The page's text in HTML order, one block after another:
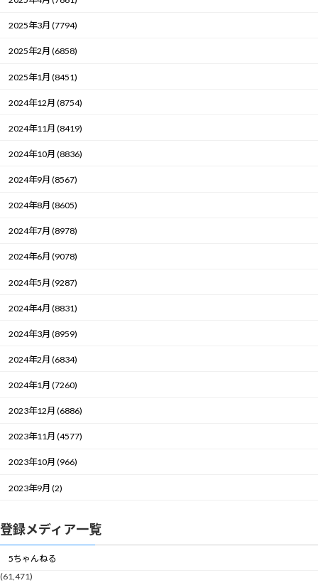
2025年3月 (7794)
2025年2月 (6858)
2025年1月 (8451)
2024年12月 (8754)
2024年11月 (8419)
2024年10月 (8836)
2024年9月 (8567)
2024年8月 (8605)
2024年7月 (8978)
2024年6月 (9078)
2024年5月 (9287)
2024年4月 (8831)
2024年3月 (8959)
2024年2月 (6834)
2024年1月 (7260)
2023年12月 (6886)
2023年11月 (4577)
2023年10月 (966)
2023年9月 (2)
登録メディア一覧
5ちゃんねる
(61,471)